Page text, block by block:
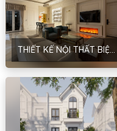
THIẾT KẾ NỘI THẤT BIỆT THỰ – PHONG CÁCH TÂN CỔ ĐIỂN – NHA TRANG